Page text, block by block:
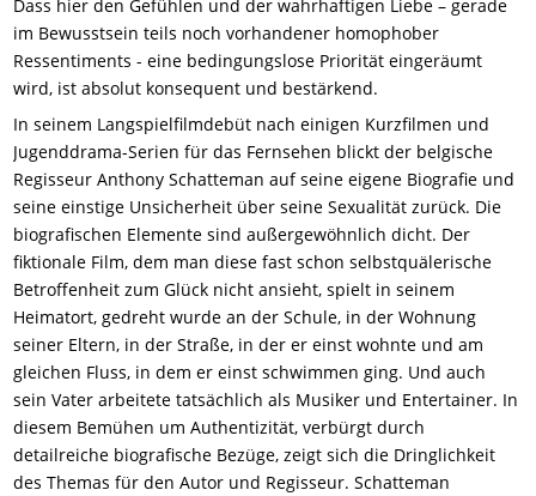
Dass hier den Gefühlen und der wahrhaftigen Liebe – gerade
im Bewusstsein teils noch vorhandener homophober
Ressentiments - eine bedingungslose Priorität eingeräumt
wird, ist absolut konsequent und bestärkend.
In seinem Langspielfilmdebüt nach einigen Kurzfilmen und
Jugenddrama-Serien für das Fernsehen blickt der belgische
Regisseur Anthony Schatteman auf seine eigene Biografie und
seine einstige Unsicherheit über seine Sexualität zurück. Die
biografischen Elemente sind außergewöhnlich dicht. Der
fiktionale Film, dem man diese fast schon selbstquälerische
Betroffenheit zum Glück nicht ansieht, spielt in seinem
Heimatort, gedreht wurde an der Schule, in der Wohnung
seiner Eltern, in der Straße, in der er einst wohnte und am
gleichen Fluss, in dem er einst schwimmen ging. Und auch
sein Vater arbeitete tatsächlich als Musiker und Entertainer. In
diesem Bemühen um Authentizität, verbürgt durch
detailreiche biografische Bezüge, zeigt sich die Dringlichkeit
des Themas für den Autor und Regisseur. Schatteman